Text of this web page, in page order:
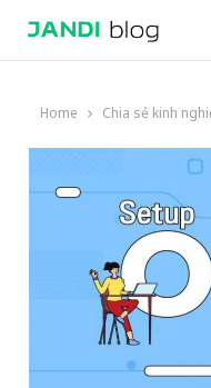
Home Chia sẻ kinh